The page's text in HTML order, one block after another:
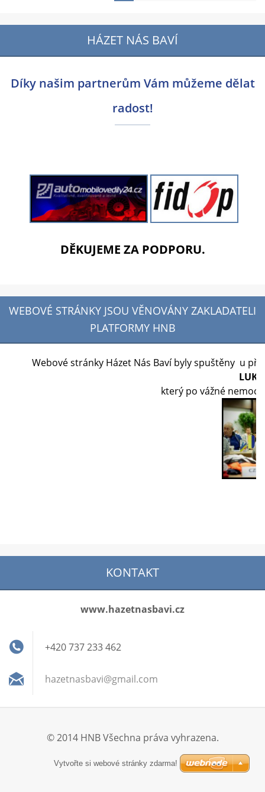
HÁZET NÁS BAVÍ
Díky našim partnerům Vám můžeme dělat
radost!
DĚKUJEME ZA PODPORU.
WEBOVÉ STRÁNKY JSOU VĚNOVÁNY ZAKLADATELI
PLATFORMY HNB
Webové stránky Házet Nás Baví byly spuštěny u
který po vážné nemoci
KONTAKT
www.hazetnasbavi.cz
+420 737 233 462
hazetnasbavi@gmail.com
© 2014 HNB Všechna práva vyhrazena.
Vytvořte si webové stránky zdarma!